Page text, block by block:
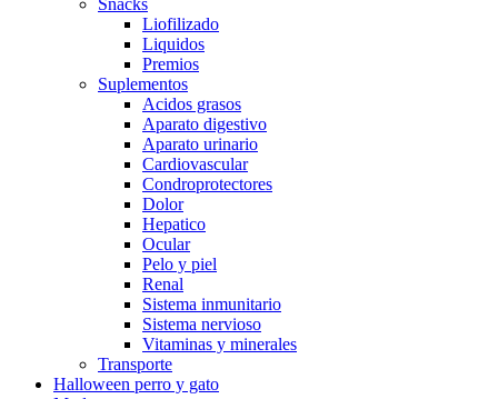
Snacks
Liofilizado
Liquidos
Premios
Suplementos
Acidos grasos
Aparato digestivo
Aparato urinario
Cardiovascular
Condroprotectores
Dolor
Hepatico
Ocular
Pelo y piel
Renal
Sistema inmunitario
Sistema nervioso
Vitaminas y minerales
Transporte
Halloween perro y gato